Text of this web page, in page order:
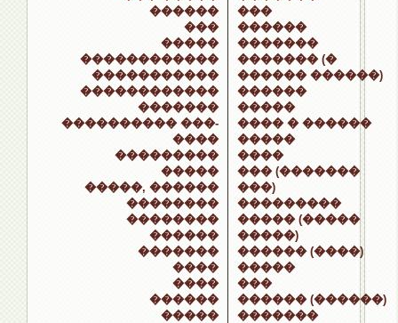
������
���
�����
������������
�����������
������������
�������
���������� ���-
����
���������
�����
�����, ������
��������
��������
������
�������
����
����
������
�����
���
������
�������
������� (�
������ ������)
������
�����
���� � ������
�����
����
��� (�������
���)
���������
����� (�����
�����)
������ (����)
�����
���
������ (������)
�������